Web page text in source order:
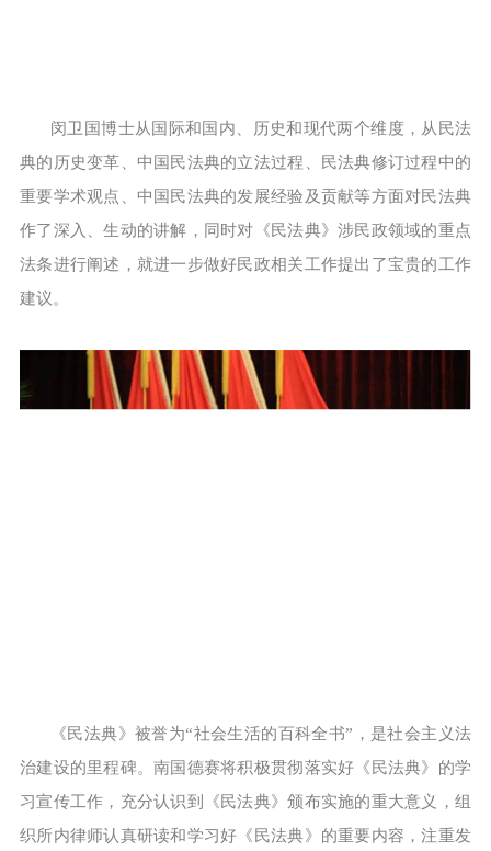
闵卫国博士从国际和国内、历史和现代两个维度，从民法
典的历史变革、中国民法典的立法过程、民法典修订过程中的
重要学术观点、中国民法典的发展经验及贡献等方面对民法典
作了深入、生动的讲解，同时对《民法典》涉民政领域的重点
法条进行阐述，就进一步做好民政相关工作提出了宝贵的工作
建议。
《民法典》被誉为“社会生活的百科全书”，是社会主义法
治建设的里程碑。南国德赛将积极贯彻落实好《民法典》的学
习宣传工作，充分认识到《民法典》颁布实施的重大意义，组
织所内律师认真研读和学习好《民法典》的重要内容，注重发